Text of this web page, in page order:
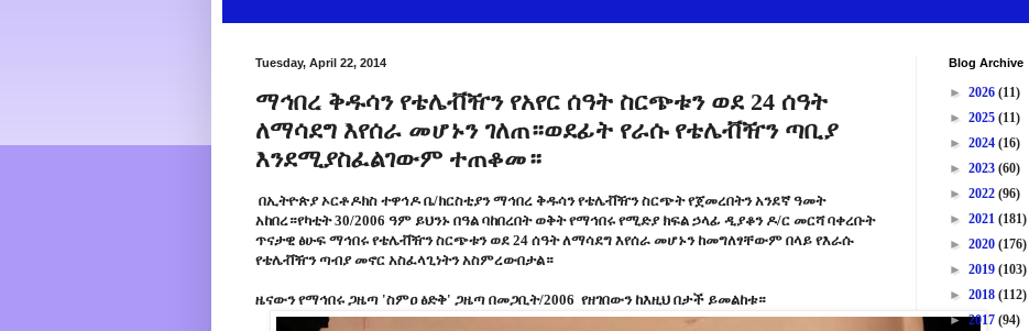
Tuesday, April 22, 2014
ማኅበረ ቅዱሳን የቴሌቭዥን የአየር ሰዓት ስርጭቱን ወደ 24 ሰዓት
ለማሳደግ እየሰራ መሆኑን ገለጠ።ወደፊት የራሱ የቴሌቭዥን ጣቢያ
እንደሚያስፈልገውም ተጠቆመ።
በኢትዮጵያ ኦርቶዶክስ ተዋኅዶ ቤ/ክርስቲያን ማኅበረ ቅዱሳን የቴሌቭዥን ስርጭት የጀመረበትን አንደኛ ዓመት
አከበረ።የካቲት 30/2006 ዓም ይህንኑ በዓል ባከበረበት ወቅት የማኅበሩ የሚድያ ክፍል ኃላፊ ዲያቆን ዶ/ር መርሻ ባቀረቡት
ጥናታዊ ፅሁፍ ማኅበሩ የቴሌቭዥን ስርጭቱን ወደ 24 ሰዓት ለማሳደግ እየሰራ መሆኑን ከመግለፃቸውም በላይ የእራሱ
የቴሌቭዥን ጣብያ መኖር አስፈላጊነትን አስምረውበታል።
ዜናውን የማኅበሩ ጋዜጣ 'ስምዐ ፅድቅ' ጋዜጣ በመጋቢት/2006 የዘገበውን ከእዚህ በታች ይመልከቱ።
Blog Archive
► 2026 (11)
► 2025 (11)
► 2024 (16)
► 2023 (60)
► 2022 (96)
► 2021 (181)
► 2020 (176)
► 2019 (103)
► 2018 (112)
►2017 (94)